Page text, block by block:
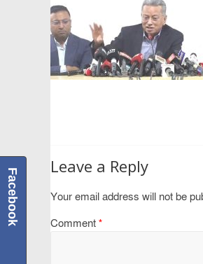
Leave a Reply
Your email address will not be
Comment *
Facebook